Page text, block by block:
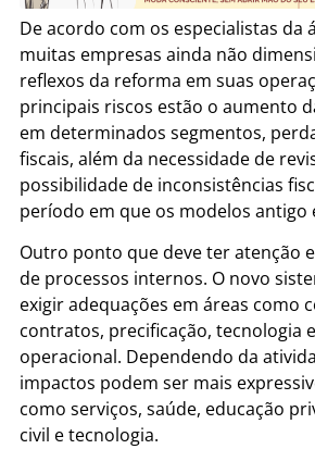
De acordo com os especialistas da
muitas empresas ainda não
reflexos da reforma em suas
principais riscos estão o aumento
em determinados segmentos,
fiscais, além da necessidade de
possibilidade de inconsistências
período em que os modelos antigo
Outro ponto que deve ter atenção
de processos internos. O novo
exigir adequações em áreas como
contratos, precificação, tecnologia
operacional. Dependendo da
impactos podem ser mais
como serviços, saúde, educação
civil e tecnologia.